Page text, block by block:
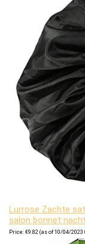
Lurrose Zachte
salon bonnet
Price: €9.82 (as of 10/04/2023